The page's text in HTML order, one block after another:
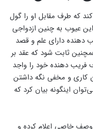
که طرف مقابل او را گول
عیوب به چنین ازدواجی
دهنده دارای علم و قصد
ثابت شود که عقد بر
دهنده خود را واجد
کاری و مخفی نگه داشتن
اینگونه بیان کرد که
وصف خاصی اعلام کرده و